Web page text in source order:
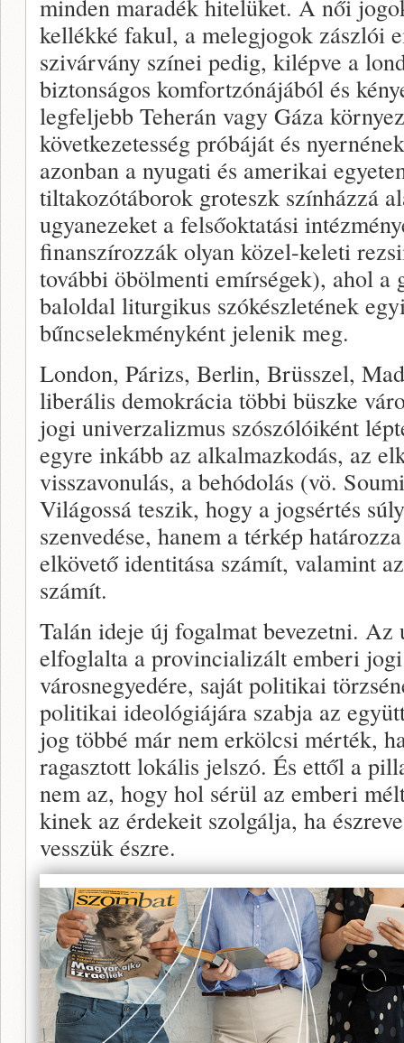
minden maradék hitelüket. A női
kellékké fakul, a melegjogok zászlói
szivárvány színei pedig, kilépve a
biztonságos komfortzónájából és
legfeljebb Teherán vagy Gáza
következetesség próbáját és
azonban a nyugati és amerikai
tiltakozótáborok groteszk színházzá
ugyanezeket a felsőoktatási
finanszírozzák olyan közel-keleti
további öbölmenti emírségek), ahol a
baloldal liturgikus szókészletének
bűncselekményként jelenik meg.
London, Párizs, Berlin, Brüsszel,
liberális demokrácia többi büszke
jogi univerzalizmus szószólóiként
egyre inkább az alkalmazkodás, az
visszavonulás, a behódolás (vö.
Világossá teszik, hogy a jogsértés
szenvedése, hanem a térkép
elkövető identitása számít, valamint
számít.
Talán ideje új fogalmat bevezetni. Az
elfoglalta a provincializált emberi
városnegyedére, saját politikai
politikai ideológiájára szabja az
jog többé már nem erkölcsi mérték,
ragasztott lokális jelszó. És ettől a
nem az, hogy hol sérül az emberi
kinek az érdekeit szolgálja, ha
vesszük észre.